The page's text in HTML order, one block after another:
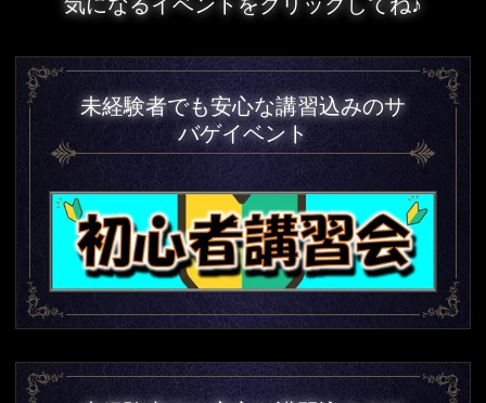
未経験者でも安心な講習込みのサ
バゲイベント